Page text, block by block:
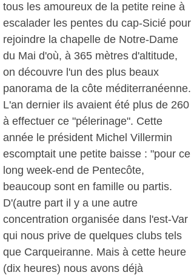
tous les amoureux de la petite reine à
escalader les pentes du cap-Sicié pour
rejoindre la chapelle de Notre-Dame
du Mai d'où, à 365 mètres d'altitude,
on découvre l'un des plus beaux
panorama de la côte méditerranéenne.
L'an dernier ils avaient été plus de 260
à effectuer ce "pélerinage". Cette
année le président Michel Villermin
escomptait une petite baisse : "pour ce
long week-end de Pentecôte,
beaucoup sont en famille ou partis.
D'(autre part il y a une autre
concentration organisée dans l'est-Var
qui nous prive de quelques clubs tels
que Carqueiranne. Mais à cette heure
(dix heures) nous avons déjà